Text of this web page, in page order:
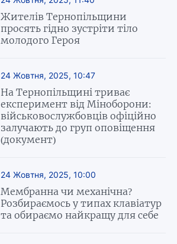
Жителів Тернопільщини
просять гідно зустріти тіло
молодого Героя
24 Жовтня, 2025, 10:47
На Тернопільщині триває
експеримент від Міноборони:
військовослужбовців офіційно
залучають до груп оповіщення
(документ)
24 Жовтня, 2025, 10:00
Мембранна чи механічна?
Розбираємось у типах клавіатур
та обираємо найкращу для себе